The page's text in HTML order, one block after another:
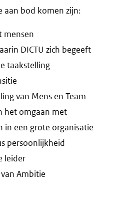
aan bod komen zijn:
mensen
DICTU zich begeeft
taakstelling
van Mens en Team
het omgaan met
in een grote organisatie
persoonlijkheid
leider
Ambitie